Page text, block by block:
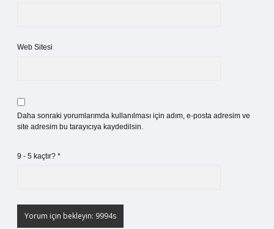
Web Sitesi
Daha sonraki yorumlarımda kullanılması için adım, e-posta adresim ve
site adresim bu tarayıcıya kaydedilsin.
9 - 5 kaçtır? *